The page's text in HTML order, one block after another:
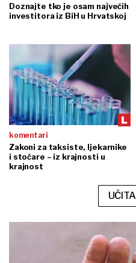
Doznajte tko je osam najvećih
investitora iz BiH u Hrvatskoj
komentari
Zakoni za taksiste, ljekarnike
i stočare – iz krajnosti u
krajnost